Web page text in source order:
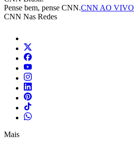
Pense bem, pense CNN.CNN AO VIVO
CNN Nas Redes
Mais